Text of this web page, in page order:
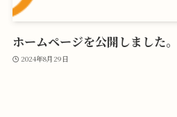
ホームページを公開しました。
2024年8月29日